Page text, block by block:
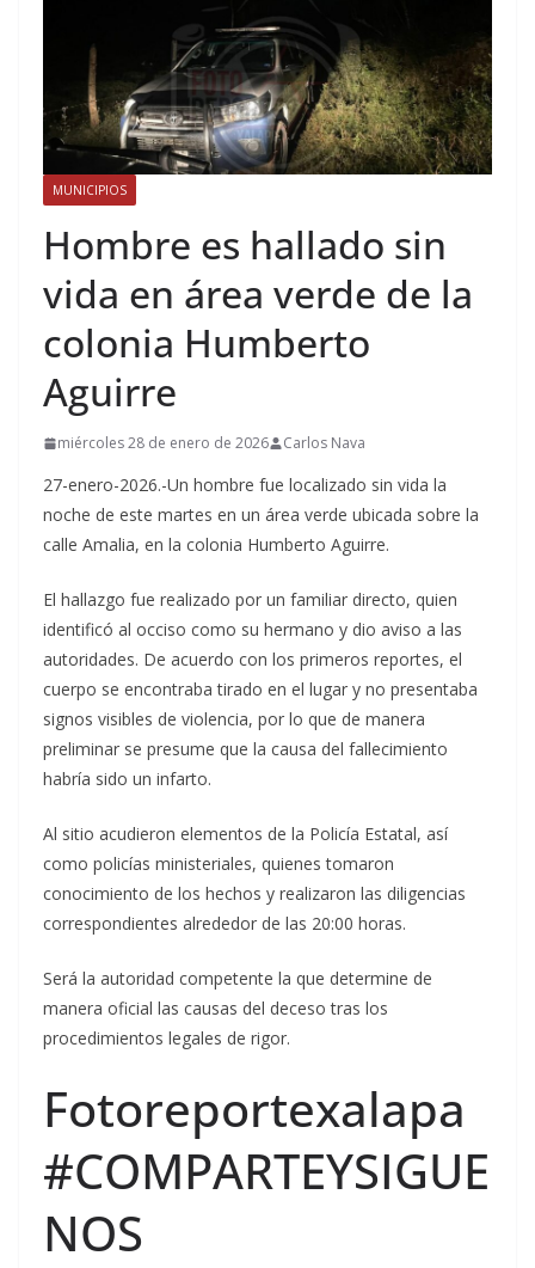
MUNICIPIOS
Hombre es hallado sin
vida en área verde de la
colonia Humberto
Aguirre
miércoles 28 de enero de 2026 Carlos Nava
27-enero-2026.-Un hombre fue localizado sin vida la
noche de este martes en un área verde ubicada sobre la
calle Amalia, en la colonia Humberto Aguirre.
El hallazgo fue realizado por un familiar directo, quien
identificó al occiso como su hermano y dio aviso a las
autoridades. De acuerdo con los primeros reportes, el
cuerpo se encontraba tirado en el lugar y no presentaba
signos visibles de violencia, por lo que de manera
preliminar se presume que la causa del fallecimiento
habría sido un infarto.
Al sitio acudieron elementos de la Policía Estatal, así
como policías ministeriales, quienes tomaron
conocimiento de los hechos y realizaron las diligencias
correspondientes alrededor de las 20:00 horas.
Será la autoridad competente la que determine de
manera oficial las causas del deceso tras los
procedimientos legales de rigor.
Fotoreportexalapa
#COMPARTEYSIGUE
NOS